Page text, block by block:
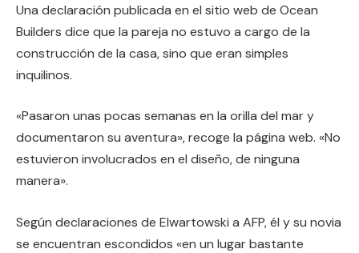
Una declaración publicada en el sitio web de Ocean
Builders dice que la pareja no estuvo a cargo de la
construcción de la casa, sino que eran simples
inquilinos.
«Pasaron unas pocas semanas en la orilla del mar y
documentaron su aventura», recoge la página web. «No
estuvieron involucrados en el diseño, de ninguna
manera».
Según declaraciones de Elwartowski a AFP, él y su novia
se encuentran escondidos «en un lugar bastante